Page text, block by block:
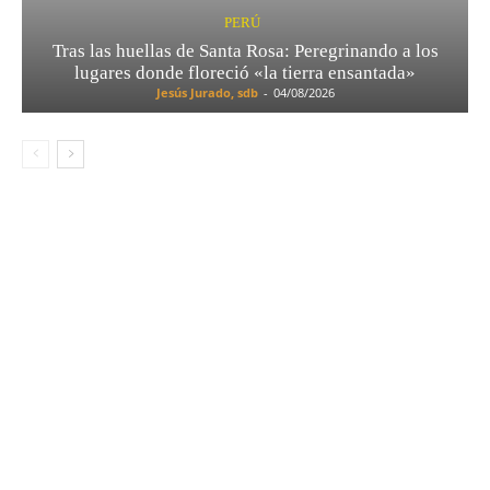
PERÚ
Tras las huellas de Santa Rosa: Peregrinando a los
lugares donde floreció «la tierra ensantada»
Jesús Jurado, sdb - 04/08/2026